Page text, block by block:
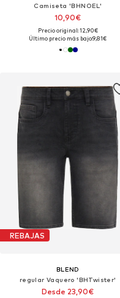
Camiseta 'BHNOEL'
10,90€
Precio original: 12,90€
Último precio más bajo:9,81€
REBAJAS
BLEND
regular Vaquero 'BHTwister'
Desde 23,90€